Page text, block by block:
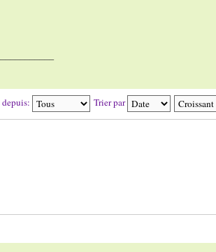
depuis: Trier par